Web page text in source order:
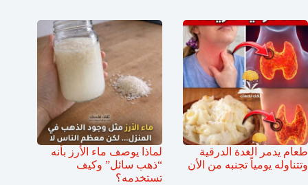
طعام يدمر الغدة الدرقية
وتتناوله يومياً تجنبه من الأن
لماذا يوصف ماء الأرز بأنه
“ذهب سائل” وكيف
تستخدمه؟